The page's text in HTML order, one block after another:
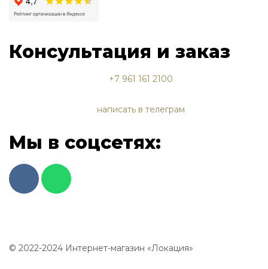
Консультация и заказ
+7 961 161 2100
написать в телеграм
Мы в соцсетях:
© 2022-2024 Интернет-магазин «Локация»